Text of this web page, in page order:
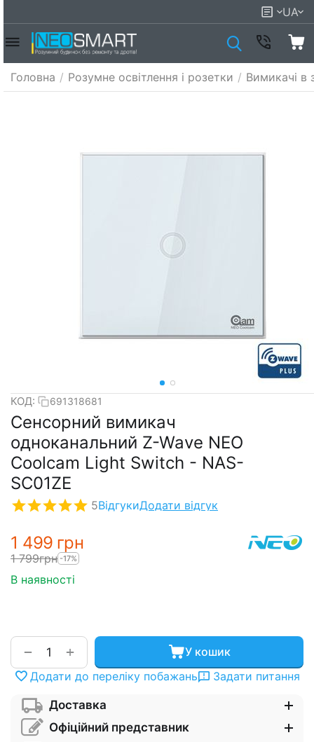
UA
Головна / Розумне освітлення і розетки / Вимикачі в
КОД: 691318681
Сенсорний вимикач
одноканальний Z-Wave NEO
Coolcam Light Switch - NAS-
SC01ZE
5ВідгукиДодати відгук
1 499 грн
1 799грн -17%
В наявності
+
−
У кошик
Додати до переліку побажань
Задати питання
Доставка
Офіційний представник